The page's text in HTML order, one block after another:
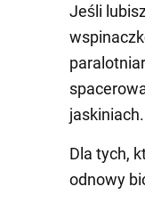
Jeśli
jaskiniach.
Dla tych,
odnowy